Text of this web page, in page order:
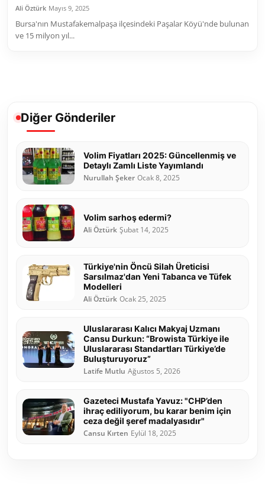
Ali Öztürk Mayıs 9, 2025
Bursa'nın Mustafakemalpaşa ilçesindeki Paşalar Köyü'nde bulunan
ve 15 milyon yıl...
Diğer Gönderiler
Volim Fiyatları 2025: Güncellenmiş ve
Detaylı Zamlı Liste Yayımlandı
Nurullah Şeker Ocak 8, 2025
Volim sarhoş edermi?
Ali Öztürk Şubat 14, 2025
Türkiye'nin Öncü Silah Üreticisi
Sarsılmaz'dan Yeni Tabanca ve Tüfek
Modelleri
Ali Öztürk Ocak 25, 2025
Uluslararası Kalıcı Makyaj Uzmanı
Cansu Durkun: “Browista Türkiye ile
Uluslararası Standartları Türkiye’de
Buluşturuyoruz”
Latife Mutlu Ağustos 5, 2026
Gazeteci Mustafa Yavuz: "CHP’den
ihraç ediliyorum, bu karar benim için
ceza değil şeref madalyasıdır"
Cansu Kırten Eylül 18, 2025